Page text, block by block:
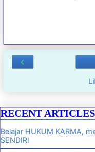
‹
RECENT ARTICLES
Belajar HUKUM KARMA,
SENDIRI